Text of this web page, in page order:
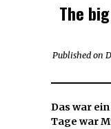
The
Published on
Das war
Tage war